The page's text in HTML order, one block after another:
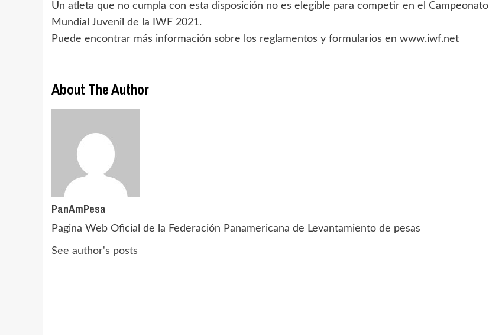
Un atleta que no cumpla con esta disposición no es elegible para competir en el Campeonato
Mundial Juvenil de la IWF 2021.
Puede encontrar más información sobre los reglamentos y formularios en www.iwf.net
About The Author
PanAmPesa
Pagina Web Oficial de la Federación Panamericana de Levantamiento de pesas
See author's posts